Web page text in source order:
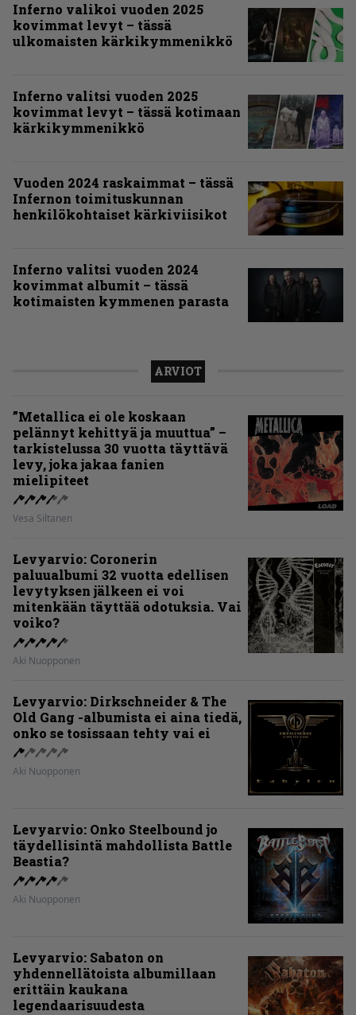
Inferno valikoi vuoden 2025
kovimmat levyt – tässä
ulkomaisten kärkikymmenikkö
Inferno valitsi vuoden 2025
kovimmat levyt – tässä kotimaan
kärkikymmenikkö
Vuoden 2024 raskaimmat – tässä
Infernon toimituskunnan
henkilökohtaiset kärkiviisikot
Inferno valitsi vuoden 2024
kovimmat albumit – tässä
kotimaisten kymmenen parasta
ARVIOT
”Metallica ei ole koskaan
pelännyt kehittyä ja muuttua” –
tarkistelussa 30 vuotta täyttävä
levy, joka jakaa fanien
mielipiteet
Vesa Siltanen
Levyarvio: Coronerin
paluualbumi 32 vuotta edellisen
levytyksen jälkeen ei voi
mitenkään täyttää odotuksia. Vai
voiko?
Aki Nuopponen
Levyarvio: Dirkschneider & The
Old Gang -albumista ei aina tiedä,
onko se tosissaan tehty vai ei
Aki Nuopponen
Levyarvio: Onko Steelbound jo
täydellisintä mahdollista Battle
Beastia?
Aki Nuopponen
Levyarvio: Sabaton on
yhdennellätoista albumillaan
erittäin kaukana
legendaarisuudesta